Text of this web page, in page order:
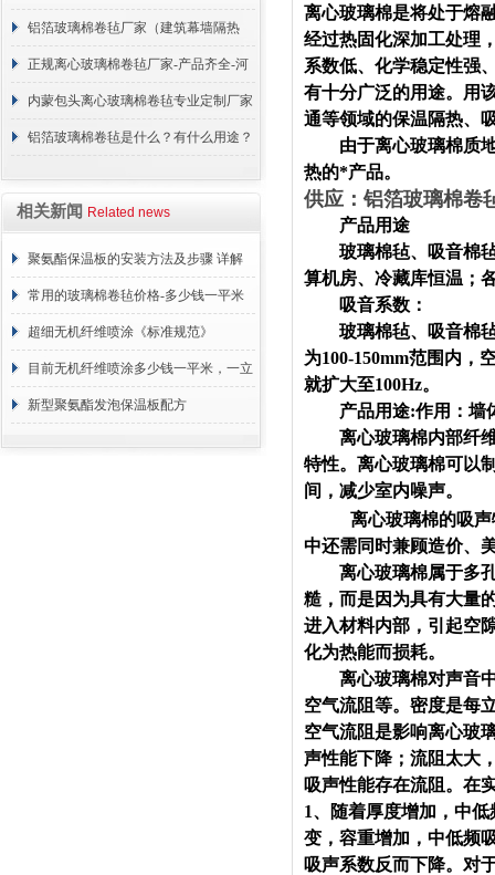
铝箔玻璃棉卷毡厂家（建筑幕墙隔热
棉）
正规离心玻璃棉卷毡厂家-产品齐全-河
北建峰保温材料有限公司
内蒙包头离心玻璃棉卷毡专业定制厂家
铝箔玻璃棉卷毡是什么？有什么用途？
相关新闻 Related news
聚氨酯保温板的安装方法及步骤 详解
常用的玻璃棉卷毡价格-多少钱一平米
超细无机纤维喷涂《标准规范》
目前无机纤维喷涂多少钱一平米，一立
方 价格计算
新型聚氨酯发泡保温板配方
离心玻璃棉是将处于熔
经过热固化深加工处理
系数低、化学稳定性强
有十分广泛的用途。用
通等领域的保温隔热、
由于离心玻璃棉质地
热的*产品。
供应：铝箔玻璃棉卷
产品用途
玻璃棉毡、吸音棉毡
算机房、冷藏库恒温；
吸音系数：
玻璃棉毡、吸音棉毡
为100-150mm范围内，
就扩大至100Hz。
产品用途:作用：墙体
离心玻璃棉内部纤维
特性。离心玻璃棉可以
间，减少室内噪声。
离心玻璃棉的吸声
中还需同时兼顾造价、
离心玻璃棉属于多孔
糙，而是因为具有大量
进入材料内部，引起空
化为热能而损耗。
离心玻璃棉对声音中
空气流阻等。密度是每
空气流阻是影响离心玻
声性能下降；流阻太大
吸声性能存在流阻。在
1、随着厚度增加，中
变，容重增加，中低频
吸声系数反而下降。对